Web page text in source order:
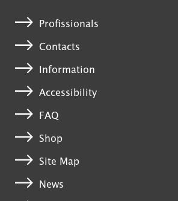
Profissionals
Contacts
Information
Accessibility
FAQ
Shop
Site Map
News